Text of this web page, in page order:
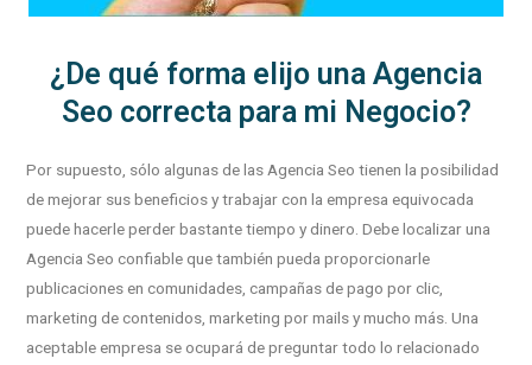
¿De qué forma elijo una Agencia
Seo correcta para mi Negocio?
Por supuesto, sólo algunas de las Agencia Seo tienen la posibilidad
de mejorar sus beneficios y trabajar con la empresa equivocada
puede hacerle perder bastante tiempo y dinero. Debe localizar una
Agencia Seo confiable que también pueda proporcionarle
publicaciones en comunidades, campañas de pago por clic,
marketing de contenidos, marketing por mails y mucho más. Una
aceptable empresa se ocupará de preguntar todo lo relacionado